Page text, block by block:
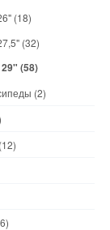
(18)
(32)
(58)
(2)
(12)